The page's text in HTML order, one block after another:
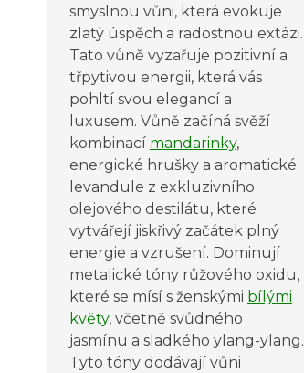
smyslnou vůni, která evokuje
zlatý úspěch a radostnou extázi.
Tato vůně vyzařuje pozitivní a
třpytivou energii, která vás
pohltí svou elegancí a
luxusem. Vůně začíná svěží
kombinací mandarinky,
energické hrušky a aromatické
levandule z exkluzivního
olejového destilátu, které
vytvářejí jiskřivý začátek plný
energie a vzrušení. Dominují
metalické tóny růžového oxidu,
které se mísí s ženskými bílými
květy, včetně svůdného
jasmínu a sladkého ylang-ylang.
Tyto tóny dodávají vůni